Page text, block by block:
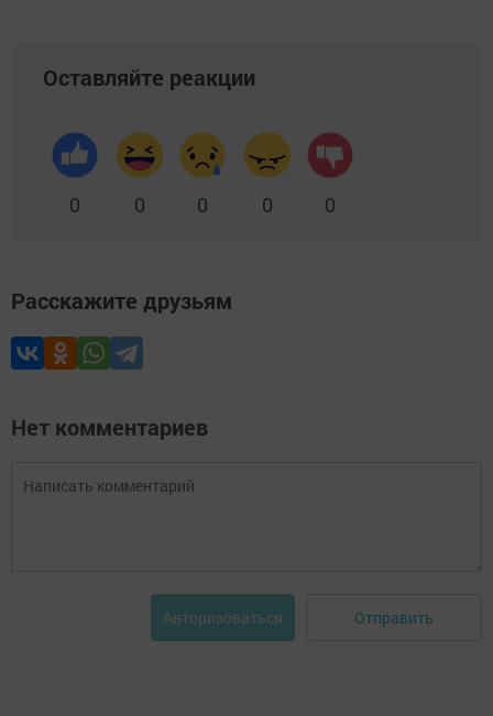
Оставляйте реакции
0 0 0 0 0
Расскажите друзьям
Нет комментариев
Авторизоваться Отправить